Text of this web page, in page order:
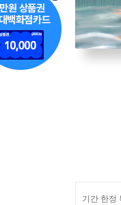
기간 한정